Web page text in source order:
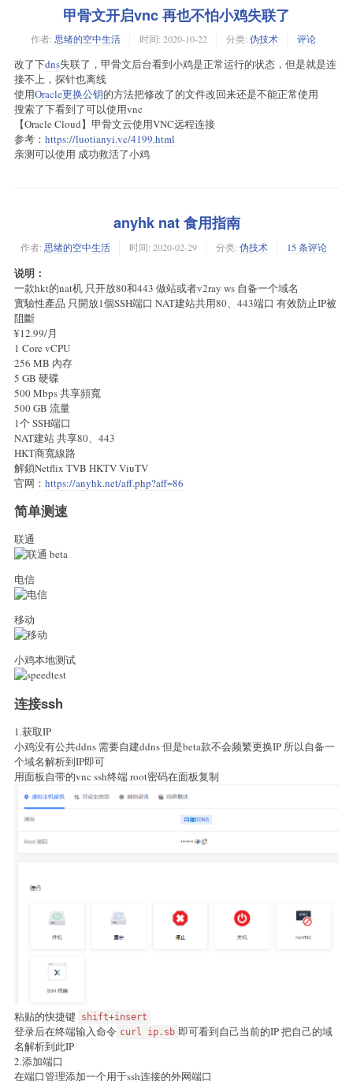
甲骨文开启vnc 再也不怕小鸡失联了
作者: 思绪的空中生活 时间: 2020-10-22 分类: 伪技术 评论
改了下dns失联了，甲骨文后台看到小鸡是正常运行的状态，但是就是连
接不上，探针也离线
使用Oracle更换公钥的方法把修改了的文件改回来还是不能正常使用
搜索了下看到了可以使用vnc
【Oracle Cloud】甲骨文云使用VNC远程连接
参考： https://luotianyi.vc/4199.html
亲测可以使用 成功救活了小鸡
anyhk nat 食用指南
作者: 思绪的空中生活 时间: 2020-02-29 分类: 伪技术 15 条评论
说明：
一款hkt的nat机 只开放80和443 做站或者v2ray ws 自备一个域名
實驗性產品 只開放1個SSH端口 NAT建站共用80、443端口 有效防止IP被
阻斷
¥12.99/月
1 Core vCPU
256 MB 內存
5 GB 硬碟
500 Mbps 共享頻寬
500 GB 流量
1个 SSH端口
NAT建站 共享80、443
HKT商寬線路
解鎖Netflix TVB HKTV ViuTV
官网： https://anyhk.net/aff.php?aff=86
简单测速
联通
电信
移动
小鸡本地测试
连接ssh
1.获取IP
小鸡没有公共ddns 需要自建ddns 但是beta款不会频繁更换IP 所以自备一
个域名解析到IP即可
用面板自带的vnc ssh终端 root密码在面板复制
粘贴的快捷键 shift+insert
登录后在终端输入命令 curl ip.sb 即可看到自己当前的IP 把自己的域
名解析到此IP
2.添加端口
在端口管理添加一个用于ssh连接的外网端口